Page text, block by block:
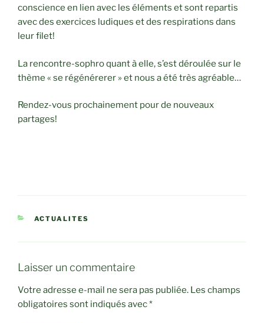
conscience en lien avec les éléments et sont repartis
avec des exercices ludiques et des respirations dans
leur filet!
La rencontre-sophro quant à elle, s’est déroulée sur le
thème « se régénérerer » et nous a été très agréable…
Rendez-vous prochainement pour de nouveaux
partages!
CATÉGORIES
ACTUALITES
Laisser un commentaire
Votre adresse e-mail ne sera pas publiée. Les champs
obligatoires sont indiqués avec*